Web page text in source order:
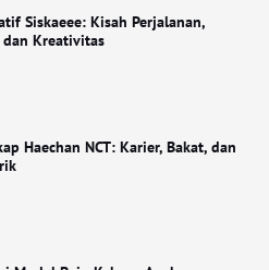
Siskaeee: Kisah Perjalanan,
dan Kreativitas
Haechan NCT: Karier, Bakat, dan